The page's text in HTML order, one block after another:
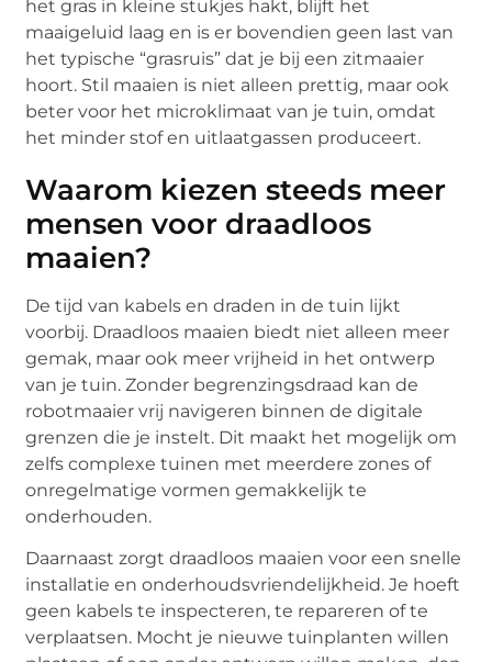
het gras in kleine stukjes hakt, blijft het
maaigeluid laag en is er bovendien geen last van
het typische “grasruis” dat je bij een zitmaaier
hoort. Stil maaien is niet alleen prettig, maar ook
beter voor het microklimaat van je tuin, omdat
het minder stof en uitlaatgassen produceert.
Waarom kiezen steeds meer
mensen voor draadloos
maaien?
De tijd van kabels en draden in de tuin lijkt
voorbij. Draadloos maaien biedt niet alleen meer
gemak, maar ook meer vrijheid in het ontwerp
van je tuin. Zonder begrenzingsdraad kan de
robotmaaier vrij navigeren binnen de digitale
grenzen die je instelt. Dit maakt het mogelijk om
zelfs complexe tuinen met meerdere zones of
onregelmatige vormen gemakkelijk te
onderhouden.
Daarnaast zorgt draadloos maaien voor een snelle
installatie en onderhoudsvriendelijkheid. Je hoeft
geen kabels te inspecteren, te repareren of te
verplaatsen. Mocht je nieuwe tuinplanten willen